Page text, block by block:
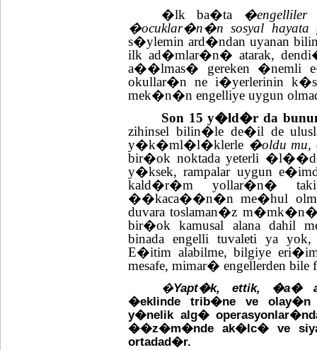
�lk ba�ta
�ocuklar�n�n sosyal
s�ylemin ard�ndan uyanan
ilk ad�mlar�n� atarak,
a��lmas� gereken �nemli
okullar�n ne i�yerlerinin
mek�n�n engelliye uygun
Son 15 y�ld�r da
zihinsel bilin�le de�il de
y�k�ml�l�klerle �oldu
bir�ok noktada yeterli
y�ksek, rampalar uygun
kald�r�m yollar�n�
��kaca��n�n me�hul
duvara toslaman�z
bir�ok kamusal alana dahil
binada engelli tuvaleti ya
E�itim alabilme, bilgiye eri�im
mesafe, mimar� engellerden bile
�Yapt�k, ettik, �a�
�eklinde trib�ne ve olay�n
y�nelik alg�
��z�m�nde ak�lc� ve
ortadad�r.